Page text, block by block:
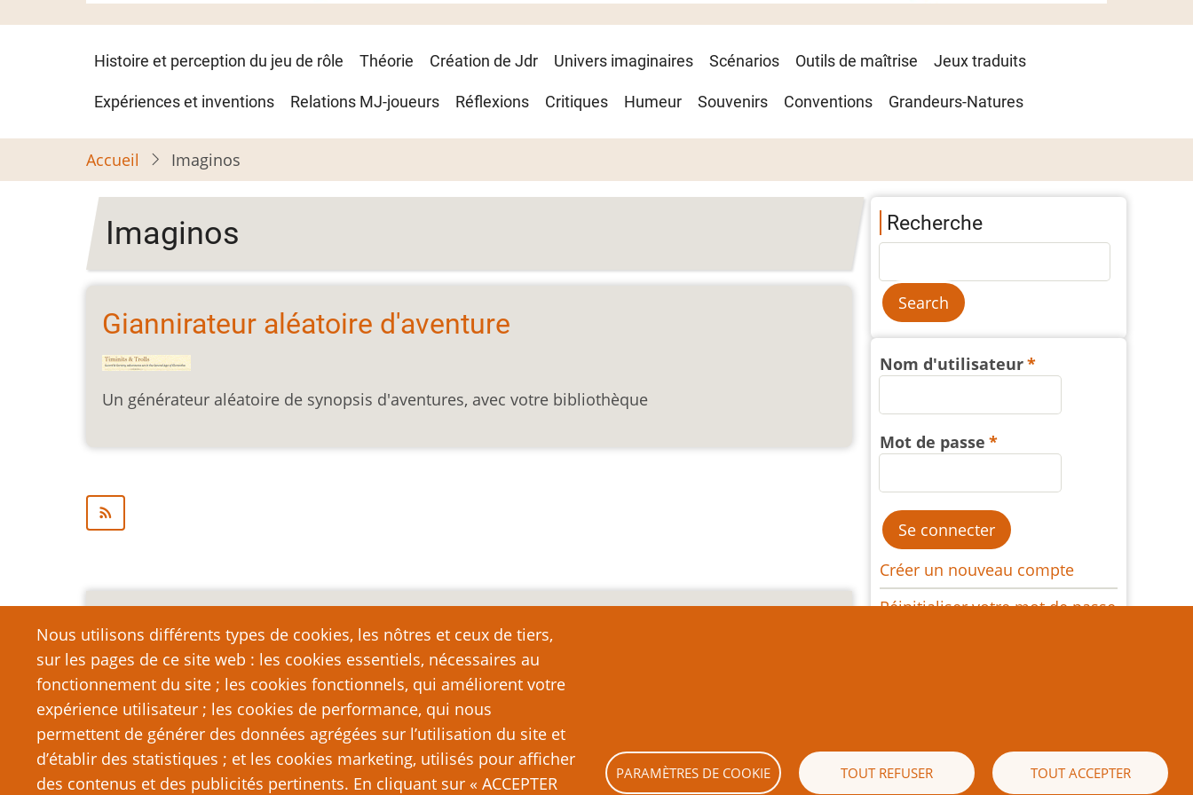
Navigation
principale
Histoire et perception du jeu de rôle Théorie Création de Jdr Univers imaginaires Scénarios Outils de maîtrise Jeux traduits
Expériences et inventions Relations MJ-joueurs Réflexions Critiques Humeur Souvenirs Conventions Grandeurs-Natures
Accueil Imaginos
Imaginos
Giannirateur aléatoire d'aventure
Un générateur aléatoire de synopsis d'aventures, avec votre bibliothèque
Nous utilisons différents types de cookies, les nôtres et ceux de tiers,
sur les pages de ce site web : les cookies essentiels, nécessaires au
fonctionnement du site ; les cookies fonctionnels, qui améliorent votre
expérience utilisateur ; les cookies de performance, qui nous
permettent de générer des données agrégées sur l’utilisation du site et
d’établir des statistiques ; et les cookies marketing, utilisés pour afficher
des contenus et des publicités pertinents. En cliquant sur « ACCEPTER
PARAMÈTRES DE COOKIE TOUT REFUSER TOUT ACCEPTER
Mention légale importante
Nous vous encourageons à faire un lien vers cette page plutôt que de la copier ailleurs, car toute reproduction de texte
qui dépasse la longueur raisonnable d’une citation (c’est-à-dire, en règle générale, un ou deux paragraphes) est
strictement interdite. Si vous reproduisez une grande partie ou la totalité du texte de cette page sans l’autorisation écrite
de PTGPTB.fr, et que vous diffusez ladite copie publiquement (sites Web, blogs, forums, imprimés, etc.), vous reconnaissez
que vous commettez délibérément une violation des lois sur le droit d’auteur, c’est-à-dire un acte illégal passible de
poursuites judiciaires.
Recherche
Nom d'utilisateur
Mot de passe
Créer un nouveau compte
Réinitialiser votre mot de passe